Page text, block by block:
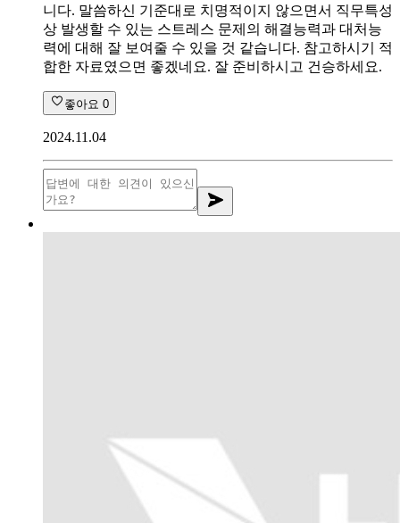
니다. 말씀하신 기준대로 치명적이지 않으면서 직무특성
상 발생할 수 있는 스트레스 문제의 해결능력과 대처능
력에 대해 잘 보여줄 수 있을 것 같습니다. 참고하시기 적
합한 자료였으면 좋겠네요. 잘 준비하시고 건승하세요.
좋아요 0
2024.11.04